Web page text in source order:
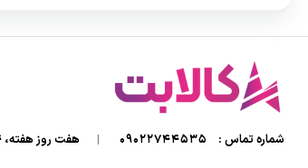
شماره تماس : 09022744535
| هفت روز هفته، ۲۴ ساعت شبانه‌روز پاسخگوی شما هستیم.